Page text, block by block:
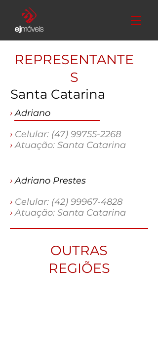
Santa Catarina
REPRESENTANTE
S
› Adriano
› Celular: (47) 99755-2268
›Atuação: Santa Catarina
› Adriano Prestes
› Celular: (42) 99967-4828
›Atuação: Santa Catarina
OUTRAS
REGIÕES